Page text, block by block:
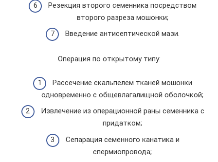
Резекция второго семенника посредством
второго разреза мошонки;
Введение антисептической мази.
Операция по открытому типу:
Рассечение скальпелем тканей мошонки
одновременно с общевлагалищной оболочкой;
Извлечение из операционной раны семенника с
придатком;
Сепарация семенного канатика и
спермиопровода;